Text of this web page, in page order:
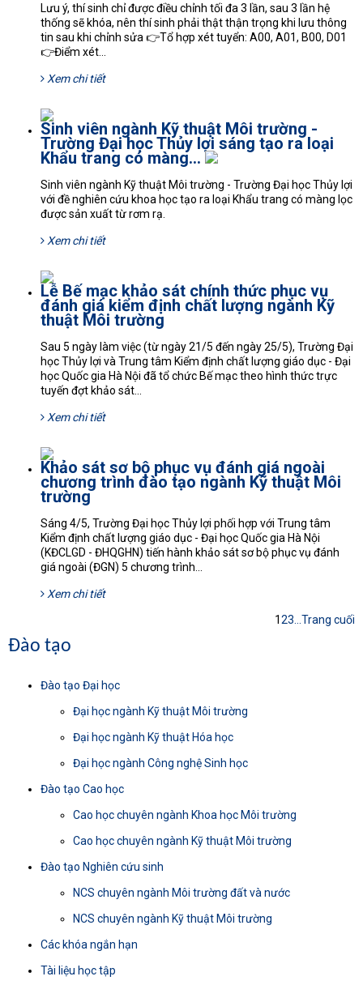
Lưu ý, thí sinh chỉ được điều chỉnh tối đa 3 lần, sau 3 lần hệ
thống sẽ khóa, nên thí sinh phải thật thận trọng khi lưu thông
tin sau khi chỉnh sửa 👉Tổ hợp xét tuyển: A00, A01, B00, D01
👉Điểm xét...
Xem chi tiết
Sinh viên ngành Kỹ thuật Môi trường -
Trường Đại học Thủy lợi sáng tạo ra loại
Khẩu trang có màng...
Sinh viên ngành Kỹ thuật Môi trường - Trường Đại học Thủy lợi
với đề nghiên cứu khoa học tạo ra loại Khẩu trang có màng lọc
được sản xuất từ rơm rạ.
Xem chi tiết
Lễ Bế mạc khảo sát chính thức phục vụ
đánh giá kiểm định chất lượng ngành Kỹ
thuật Môi trường
Sau 5 ngày làm việc (từ ngày 21/5 đến ngày 25/5), Trường Đại
học Thủy lợi và Trung tâm Kiểm định chất lượng giáo dục - Đại
học Quốc gia Hà Nội đã tổ chức Bế mạc theo hình thức trực
tuyến đợt khảo sát...
Xem chi tiết
Khảo sát sơ bộ phục vụ đánh giá ngoài
chương trình đào tạo ngành Kỹ thuật Môi
trường
Sáng 4/5, Trường Đại học Thủy lợi phối hợp với Trung tâm
Kiểm định chất lượng giáo dục - Đại học Quốc gia Hà Nội
(KĐCLGD - ĐHQGHN) tiến hành khảo sát sơ bộ phục vụ đánh
giá ngoài (ĐGN) 5 chương trình...
Xem chi tiết
123 Trang cuối
Đào tạo
Đào tạo Đại học
Đại học ngành Kỹ thuật Môi trường
Đại học ngành Kỹ thuật Hóa học
Đại học ngành Công nghệ Sinh học
Đào tạo Cao học
Cao học chuyên ngành Khoa học Môi trường
Cao học chuyên ngành Kỹ thuật Môi trường
Đào tạo Nghiên cứu sinh
NCS chuyên ngành Môi trường đất và nước
NCS chuyên ngành Kỹ thuật Môi trường
Các khóa ngắn hạn
Tài liệu học tập